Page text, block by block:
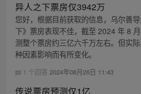
异人之下票房仅3942万
您好，根据目前获取的信息，乌尔善
下》票房表现不佳，截至 2024 年 8
测整个票房约三亿六千万左右。但实
种因素影响而有所变化。
1 个回答 2024年08月26日 11:43
传说票房预测仅1亿